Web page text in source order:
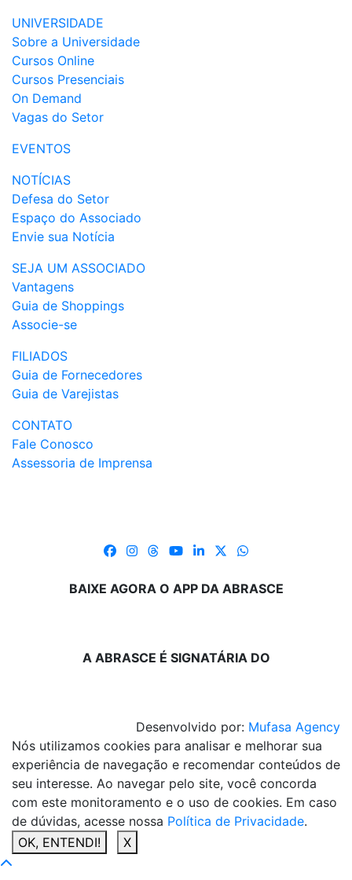
UNIVERSIDADE
Sobre a Universidade
Cursos Online
Cursos Presenciais
On Demand
Vagas do Setor
EVENTOS
NOTÍCIAS
Defesa do Setor
Espaço do Associado
Envie sua Notícia
SEJA UM ASSOCIADO
Vantagens
Guia de Shoppings
Associe-se
FILIADOS
Guia de Fornecedores
Guia de Varejistas
CONTATO
Fale Conosco
Assessoria de Imprensa
BAIXE AGORA O APP DA ABRASCE
A ABRASCE É SIGNATÁRIA DO
Desenvolvido por: Mufasa Agency
Nós utilizamos cookies para analisar e melhorar sua
experiência de navegação e recomendar conteúdos de
seu interesse. Ao navegar pelo site, você concorda
com este monitoramento e o uso de cookies. Em caso
de dúvidas, acesse nossa Política de Privacidade.
OK, ENTENDI!
X